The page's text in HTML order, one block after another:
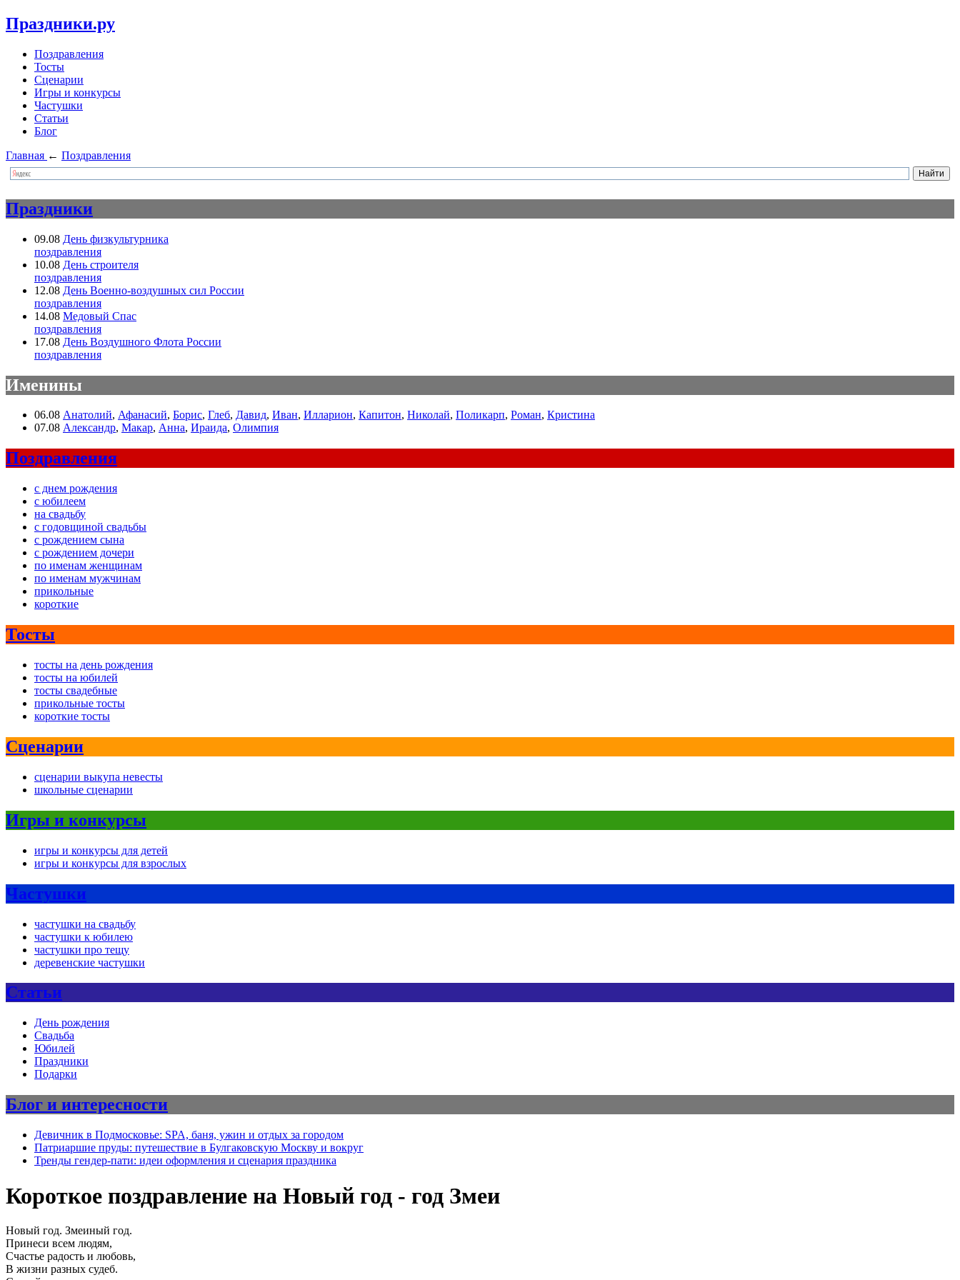
Праздники.ру
Поздравления
Тосты
Сценарии
Игры и конкурсы
Частушки
Статьи
Блог
Главная ← Поздравления
Праздники
09.08 День физкультурника
поздравления
10.08 День строителя
поздравления
12.08 День Военно-воздушных сил России
поздравления
14.08 Медовый Спас
поздравления
17.08 День Воздушного Флота России
поздравления
Именины
06.08 Анатолий, Афанасий, Борис, Глеб, Давид, Иван, Илларион, Капитон, Николай, Поликарп, Роман, Кристина
07.08 Александр, Макар, Анна, Ираида, Олимпия
Поздравления
с днем рождения
с юбилеем
на свадьбу
с годовщиной свадьбы
с рождением сына
с рождением дочери
по именам женщинам
по именам мужчинам
прикольные
короткие
Тосты
тосты на день рождения
тосты на юбилей
тосты свадебные
прикольные тосты
короткие тосты
Сценарии
сценарии выкупа невесты
школьные сценарии
Игры и конкурсы
игры и конкурсы для детей
игры и конкурсы для взрослых
Частушки
частушки на свадьбу
частушки к юбилею
частушки про тещу
деревенские частушки
Статьи
День рождения
Свадьба
Юбилей
Праздники
Подарки
Блог и интересности
Девичник в Подмосковье: SPA, баня, ужин и отдых за городом
Патриаршие пруды: путешествие в Булгаковскую Москву и вокруг
Тренды гендер-пати: идеи оформления и сценария праздника
Короткое поздравление на Новый год - год Змеи
Новый год. Змеиный год.
Принеси всем людям,
Счастье радость и любовь,
В жизни разных судеб.